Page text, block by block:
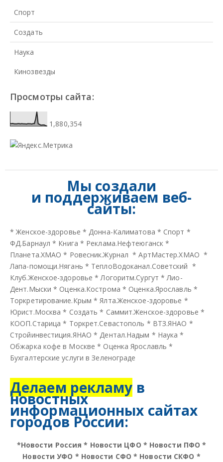
Спорт
Создать
Наука
Кинозвезды
Просмотры сайта:
1,880,354
Мы создали
и поддерживаем веб-
сайты:
*Женское-здоровье * Донна-Калиматова * Спорт *
ФД.Барнаул * Книга * Реклама.Нефтеюганск *
Планета.ХМАО * Ровесник.Журнал *АртМастер.ХМАО *
Лапа-помощи.Нягань * ТеплоВодоканал.Советский *
Клуб.Женское-здоровье * Логоритм.Сургут * Лио-
Дент.Мыски * Оценка.Кострома * Оценка.Ярославль *
Торкретирование.Крым * Ялта.Женское-здоровье *
Юрист.Москва * Создать * Саммит.Женское-здоровье *
КООП.Старица * Торкрет.Севастополь * ВТЗ.ЯНАО *
Стройинвестиция.ЯНАО * Дентал.Надым * Наука *
Обжарка кофе в Москве * Оценка Ярославль *
Бухгалтерские услуги в Зеленограде
Делаем рекламу в
новостных
информационных сайтах
городов России:
*Новости Россия * Новости ЦФО * Новости ПФО *
Новости УФО * Новости СФО * Новости СКФО *